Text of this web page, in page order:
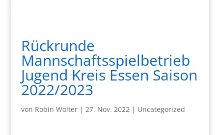
Rückrunde
Mannschaftsspielbetrieb
Jugend Kreis Essen Saison
2022/2023
von Robin Wolter| 27. Nov. 2022| Uncategorized